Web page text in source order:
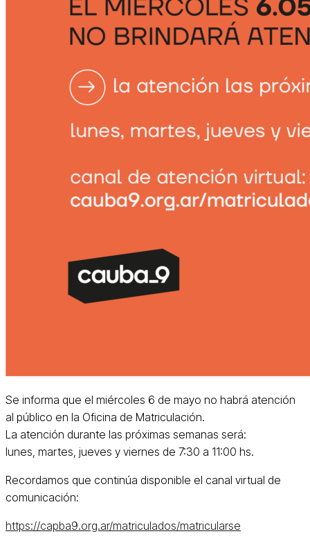
Se informa que el miércoles 6 de mayo no habrá atención
al público en la Oficina de Matriculación.
La atención durante las próximas semanas será:
lunes, martes, jueves y viernes de 7:30 a 11:00 hs.
Recordamos que continúa disponible el canal virtual de
comunicación:
https://capba9.org.ar/matriculados/matricularse